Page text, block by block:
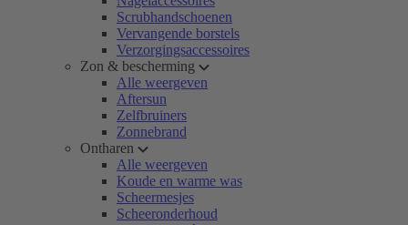
Scrubhandschoenen
Vervangende borstels
Verzorgingsaccessoires
Zon & bescherming
Alle weergeven
Aftersun
Zelfbruiners
Zonnebrand
Ontharen
Alle weergeven
Koude en warme was
Scheermesjes
Scheeronderhoud